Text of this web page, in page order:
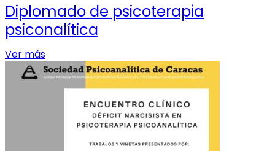
Diplomado de psicoterapia
psiconalítica
Ver más